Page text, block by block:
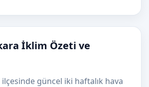
İklim Özeti ve
ilçesinde güncel iki haftalık hava